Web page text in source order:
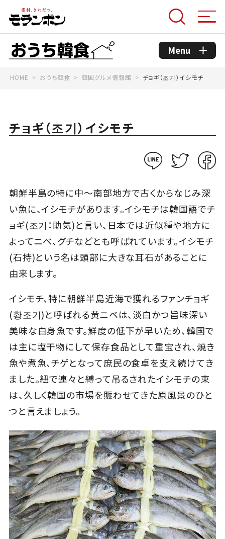
Menu
コンセプト
韓国グルメ情報館
Close
HOME おうち韓食 韓国グルメ情報館 チョギ（조기）イシモチ
チョギ（조기）イシモチ
朝鮮半島の特に中～南部地方で古くからなじみ深
い魚に、イシモチがあります。イシモチは韓国語でチ
ョギ(조기：助気)と言い、日本では近似種や地方に
よってニベ、グチなどとも呼ばれています。イシモチ
(石持)という名は頭部に大きな耳石があることに
由来します。
イシモチ、特に朝鮮半島近海で獲れるファンチョギ
(황조기)と呼ばれる黄ニベは、淡白かつ旨味深い
美味な白身魚です。鮮度の低下が早いため、韓国で
は主に塩干物にして保存食品として重宝され、焼き
魚や煮魚、チゲとなって庶民の食卓を支え続けてき
ました。紐で連々と縛って吊るされたイシモチの束
は、久しく韓国の市場を賑わせてきた原風景のひと
つと言えましょう。